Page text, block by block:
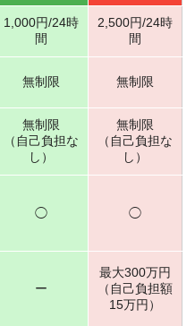
1,000円/24時
間
2,500円/24時
間
無制限 無制限
無制限
（自己負担な
し）
無制限
（自己負担な
し）
◯ ◯
ー
最大300万円
（自己負担額
15万円）